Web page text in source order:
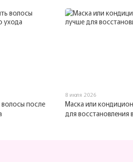
после
8 июля 2026
Маска или
для восстановления